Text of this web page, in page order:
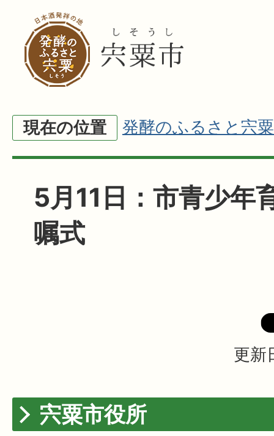
現在の位置 発酵のふるさと宍粟
5月11日：市青少年
嘱式
更新
宍粟市役所